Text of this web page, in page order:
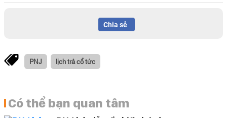
Chia sẻ
PNJ lịch trả cổ tức
Có thể bạn quan tâm